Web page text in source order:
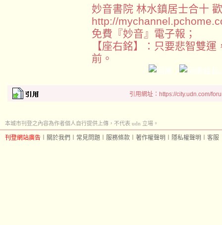
妙音書院 林水鎮居士合十
http://
免費『妙音』電子報；
【座右銘】：只要悲智雙
前。
引用網址：https://city.udn.com/
本城市刊登之內容為作者個人自行提供上傳，不代表 udn 立場。
刊登網站廣告 關於我們 常見問題 服務條款 著作權聲明 隱私權聲明 客服